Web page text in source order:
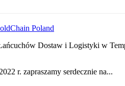
Poland
Dostaw i Logistyki w
r. zapraszamy serdecznie na...